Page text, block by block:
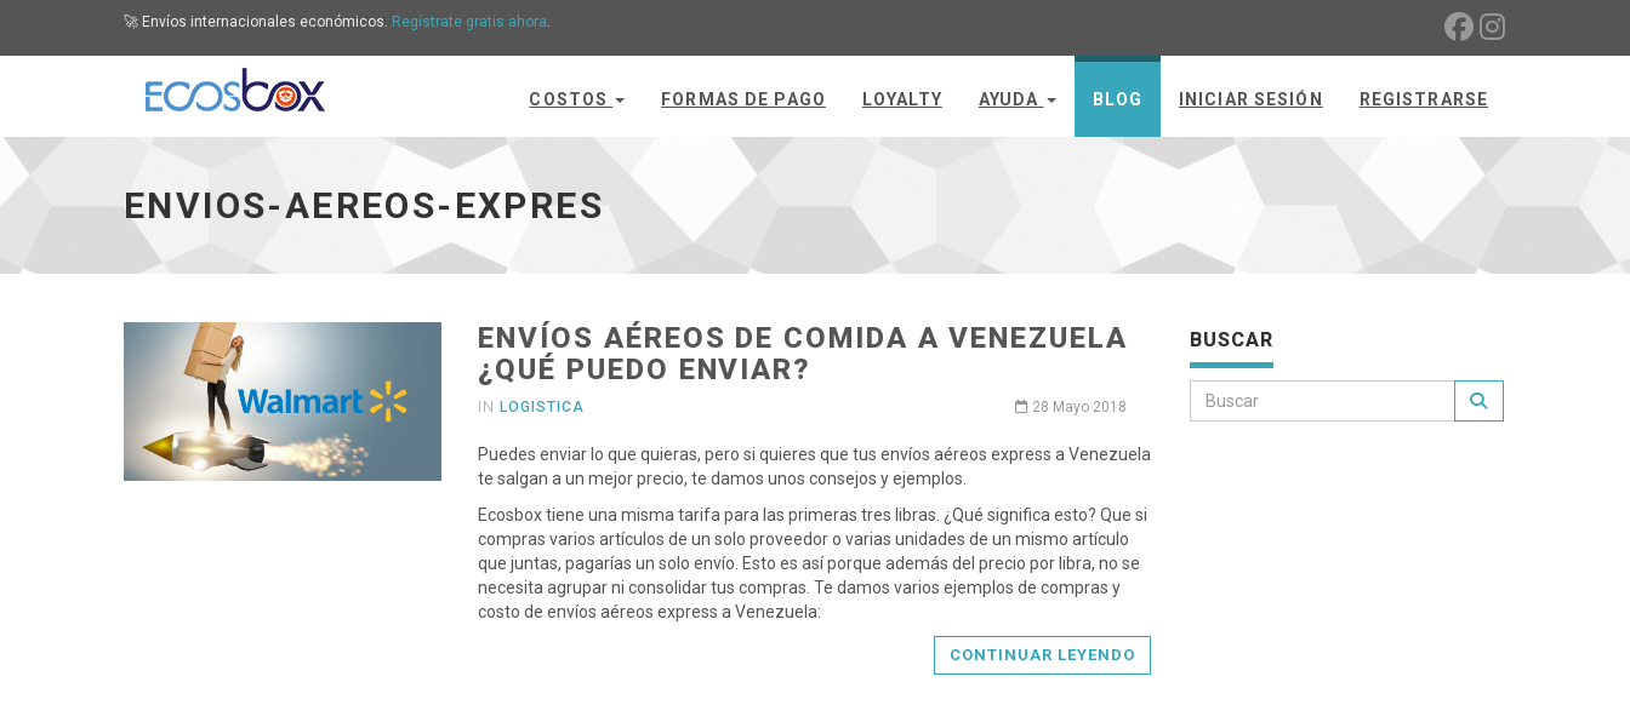
🚀 Envíos internacionales económicos. Regístrate gratis ahora.
COSTOS FORMAS DE PAGO LOYALTY AYUDA BLOG INICIAR SESIÓN REGISTRARSE
ENVIOS-AEREOS-EXPRES
ENVÍOS AÉREOS DE COMIDA A VENEZUELA
¿QUÉ PUEDO ENVIAR?
IN LOGISTICA 28 Mayo 2018
Puedes enviar lo que quieras, pero si quieres que tus envíos aéreos express a Venezuela
te salgan a un mejor precio, te damos unos consejos y ejemplos.
Ecosbox tiene una misma tarifa para las primeras tres libras. ¿Qué significa esto? Que si
compras varios artículos de un solo proveedor o varias unidades de un mismo artículo
que juntas, pagarías un solo envío. Esto es así porque además del precio por libra, no se
necesita agrupar ni consolidar tus compras. Te damos varios ejemplos de compras y
costo de envíos aéreos express a Venezuela:
CONTINUAR LEYENDO
BUSCAR